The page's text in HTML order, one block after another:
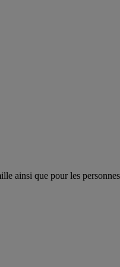
ainsi que pour les